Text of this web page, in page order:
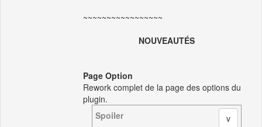
~~~~~~~~~~~~~~~~~
NOUVEAUTÉS
Page Option
Rework complet de la page des options du
plugin.
Spoiler